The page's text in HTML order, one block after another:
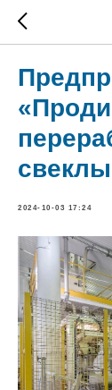
свеклы
2024-10-03 17:24